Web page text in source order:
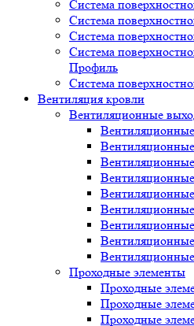
Система
Система
Система
Система
Профиль
Система
Вентиляция кровли
Вентиляционные
Проходные элементы
Проходные
Проходные
Проходные